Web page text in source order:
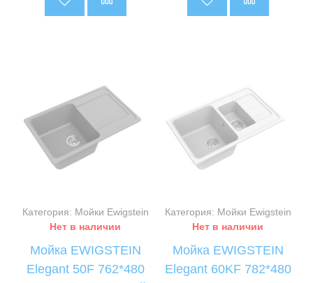
Категория: Мойки Ewigstein
Нет в наличии
Мойка EWIGSTEIN
Elegant 50F 762*480
Категория: Мойки Ewigstein
Нет в наличии
Мойка EWIGSTEIN
Elegant 60KF 782*480